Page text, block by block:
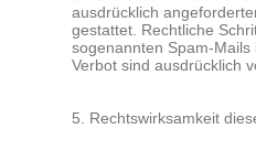
ausdrücklich
gestattet. Rechtliche
sogenannten Spam-
Verbot sind ausdrücklich
5. Rechtswirksamkeit